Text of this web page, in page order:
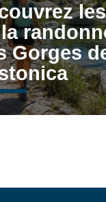
Gorges